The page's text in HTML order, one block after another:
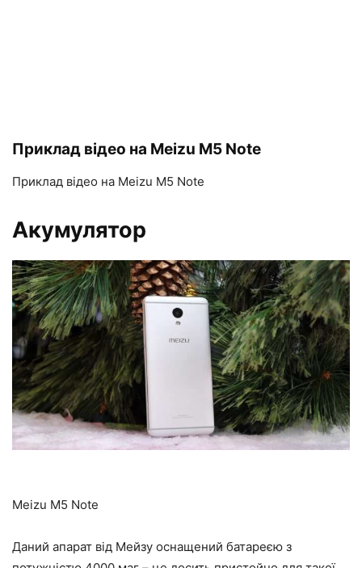
Приклад відео на Meizu M5 Note
Приклад відео на Meizu M5 Note
Акумулятор
Meizu M5 Note
Даний апарат від Мейзу оснащений батареєю з